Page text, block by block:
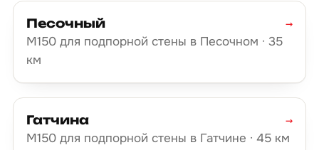
Песочный
М150 для подпорной стены в Песочном · 35
км
→
Гатчина
М150 для подпорной стены в Гатчине · 45 км
→